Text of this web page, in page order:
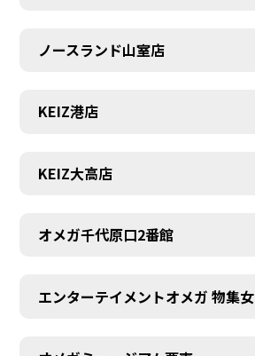
ノースランド山室店
KEIZ港店
KEIZ大高店
オメガ千代原口2番館
エンターテイメントオメガ 物集女